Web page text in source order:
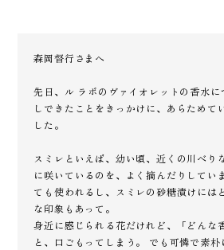
森岡督行さまへ
先日、ル ラボのヴァイオレットの香水
しできたことをきっかけに、あらためて
した。
スミレといえば、幼い頃、近くの川べり
に咲いているのを、よく摘んだりしてい
ても使われるし、スミレの砂糖漬けには
な印象もあって。
身近に感じられる花だけれど、「どんな
と、口ごもってしまう。 でも可憐で素